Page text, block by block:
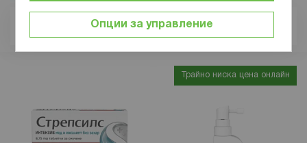
Позиция
Трайно ниска цена онлайн
Опции за управление